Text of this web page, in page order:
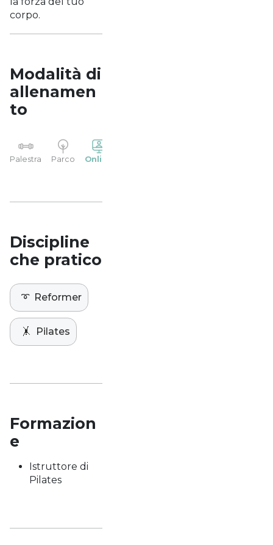
corpo.
Modalità di
allenamen
to
Palestra Parco Online
Discipline
che pratico
➰ Reformer
🤸 Pilates
Formazion
e
Istruttore di
Pilates